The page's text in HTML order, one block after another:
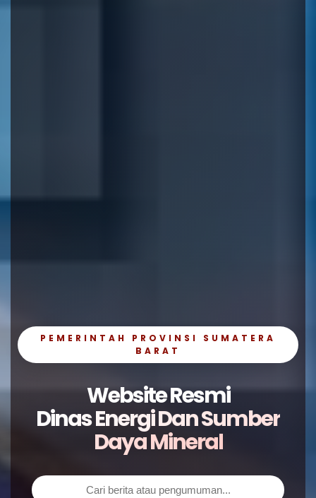
PEMERINTAH PROVINSI SUMATERA
BARAT
Website Resmi
Dinas Energi Dan Sumber
Daya Mineral